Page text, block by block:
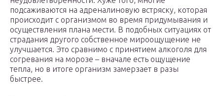
подсаживаются на адреналиновую встряску, которая
происходит с организмом во время придумывания и
осуществления плана мести. В подобных ситуациях от
страдания другого собственное мироощущение не
улучшается. Это сравнимо с принятием алкоголя для
согревания на морозе – вначале есть ощущение
тепла, но в итоге организм замерзает в разы
быстрее.